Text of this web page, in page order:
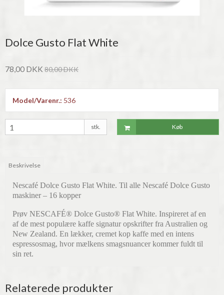
Dolce Gusto Flat White
78,00 DKK 80,00 DKK
Model/Varenr.: 536
stk. Køb
Beskrivelse
Nescafé Dolce Gusto Flat White. Til alle Nescafé Dolce Gusto
maskiner – 16 kopper
Prøv NESCAFÉ® Dolce Gusto® Flat White. Inspireret af en
af de mest populære kaffe signatur opskrifter fra Australien og
New Zealand. En lækker, cremet kop kaffe med en intens
espressosmag, hvor mælkens smagsnuancer kommer fuldt til
sin ret.
Relaterede produkter